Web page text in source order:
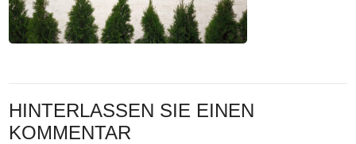
HINTERLASSEN SIE EINEN
KOMMENTAR